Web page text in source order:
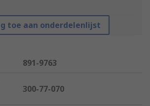
toe aan onderdelenlijst
891-9763
300-77-070